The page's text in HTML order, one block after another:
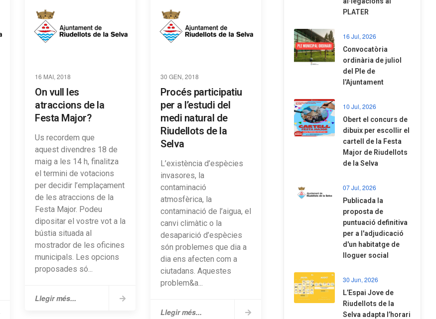
16 MAI, 2018
On vull les
atraccions de la
Festa Major?
Us recordem que
aquest divendres 18 de
maig a les 14 h, finalitza
el termini de votacions
per decidir l’emplaçament
de les atraccions de la
Festa Major. Podeu
dipositar el vostre vot a la
bústia situada al
mostrador de les oficines
municipals. Les opcions
proposades só...
Llegir més...
30 GEN, 2018
Procés participatiu
per a l’estudi del
medi natural de
Riudellots de la
Selva
L’existència d’espècies
invasores, la
contaminació
atmosfèrica, la
contaminació de l’aigua, el
canvi climàtic o la
desaparició d’espècies
són problemes que dia a
dia ens afecten com a
ciutadans. Aquestes
problem&a...
Llegir més...
PLATER
16 Jul, 2026
Convocatòria
ordinària de juliol
del Ple de
l'Ajuntament
10 Jul, 2026
​Obert el concurs de
dibuix per escollir el
cartell de la Festa
Major de Riudellots
de la Selva
07 Jul, 2026
​Publicada la
proposta de
puntuació definitiva
per a l'adjudicació
d'un habitatge de
lloguer social
30 Jun, 2026
​L’Espai Jove de
Riudellots de la
Selva adapta l’horari